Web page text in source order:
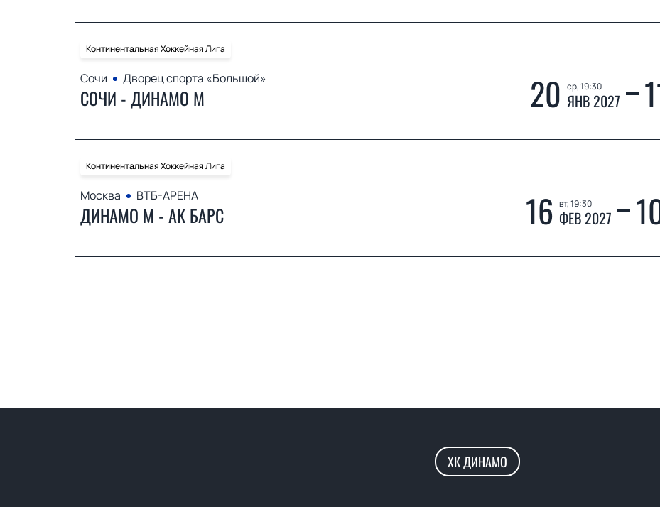
Континентальная Хоккейная Лига
Сочи Дворец спорта «Большой»
СОЧИ - ДИНАМО М 20 ср, 19:30
ЯНВ 2027
Континентальная Хоккейная Лига
Москва ВТБ-АРЕНА
ДИНАМО М - АК БАРС 16 вт, 19:30
ФЕВ 2027
ХК ДИНАМО